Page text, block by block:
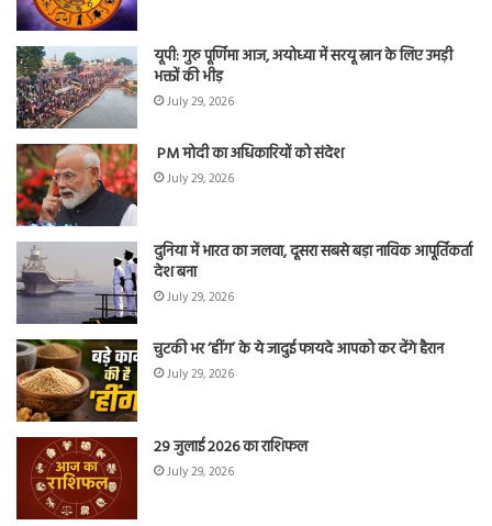
यूपी: गुरु पूर्णिमा आज, अयोध्या में सरयू स्नान के लिए उमड़ी
भक्तों की भीड़
July 29, 2026
PM मोदी का अधिकारियों को संदेश
July 29, 2026
दुनिया में भारत का जलवा, दूसरा सबसे बड़ा नाविक आपूर्तिकर्ता
देश बना
July 29, 2026
चुटकी भर ‘हींग’ के ये जादुई फायदे आपको कर देंगे हैरान
July 29, 2026
29 जुलाई 2026 का राशिफल
July 29, 2026